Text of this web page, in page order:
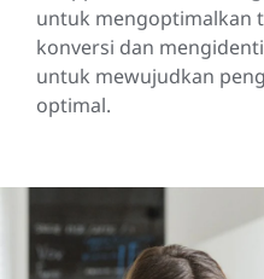
untuk mengoptimalkan
konversi dan
untuk mewujudkan
optimal.